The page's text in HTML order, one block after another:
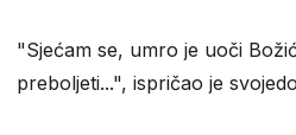
"Sjećam se, umro je uoči
preboljeti...", ispričao je